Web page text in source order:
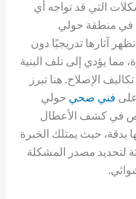
التي قد تواجه أي
في منطقة حولي
آثارها تدريجيًا دون
مما يؤدي إلى تلف البنية
الإصلاح. هنا تبرز
على فني صحي حولي
في كشف الأعطال
بدقة، حيث يمتلك الخبرة
لتحديد مصدر المشكلة